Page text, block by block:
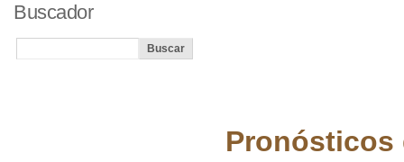
Pronósticos
Buscador